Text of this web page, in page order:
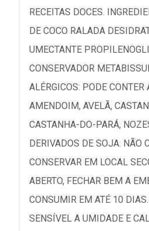
RECEITAS DOCES.
DE COCO RALADA
UMECTANTE
CONSERVADOR
ALÉRGICOS: PODE CONTER
AMENDOIM, AVELÃ,
CASTANHA-DO-PARÁ,
DERIVADOS DE SOJA. NÃO
CONSERVAR EM LOCAL
ABERTO, FECHAR BEM A
CONSUMIR EM ATÉ 10
SENSÍVEL A UMIDADE E